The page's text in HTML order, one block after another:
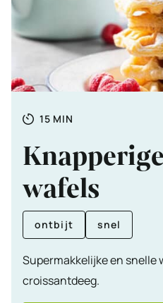
Totale
15 MINUTEN
MIN
wafels
ontbijt snel
Supermakkelijke en snelle
croissantdeeg.